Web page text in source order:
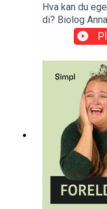
Hva kan du
di? Biolog
tar hun oss
utenfor døra
besøker
det
insekter i
her! Ta med
om at du
skape eventyr